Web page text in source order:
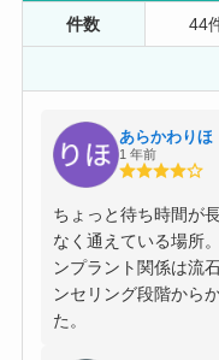
件数 44
あらかわりほ
1 年前
ちょっと待ち時間が
なく通えている場所
ンプラント関係は流
ンセリング段階から
た。